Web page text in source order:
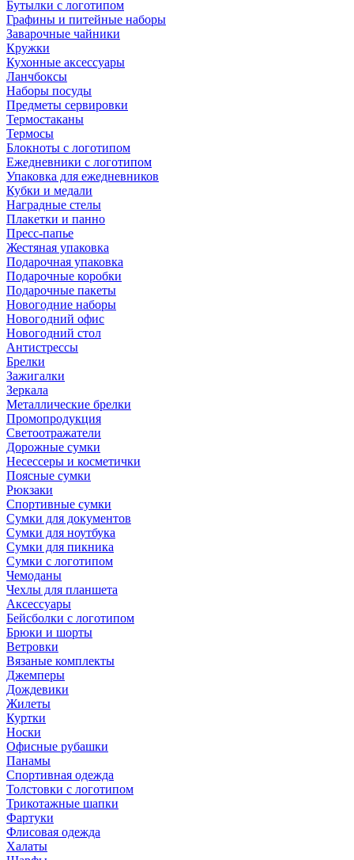
Бутылки с логотипом
Графины и питейные наборы
Заварочные чайники
Кружки
Кухонные аксессуары
Ланчбоксы
Наборы посуды
Предметы сервировки
Термостаканы
Термосы
Блокноты с логотипом
Ежедневники с логотипом
Упаковка для ежедневников
Кубки и медали
Наградные стелы
Плакетки и панно
Пресс-папье
Жестяная упаковка
Подарочная упаковка
Подарочные коробки
Подарочные пакеты
Новогодние наборы
Новогодний офис
Новогодний стол
Антистрессы
Брелки
Зажигалки
Зеркала
Металлические брелки
Промопродукция
Светоотражатели
Дорожные сумки
Несессеры и косметички
Поясные сумки
Рюкзаки
Спортивные сумки
Сумки для документов
Сумки для ноутбука
Сумки для пикника
Сумки с логотипом
Чемоданы
Чехлы для планшета
Аксессуары
Бейсболки с логотипом
Брюки и шорты
Ветровки
Вязаные комплекты
Джемперы
Дождевики
Жилеты
Куртки
Носки
Офисные рубашки
Панамы
Спортивная одежда
Толстовки с логотипом
Трикотажные шапки
Фартуки
Флисовая одежда
Халаты